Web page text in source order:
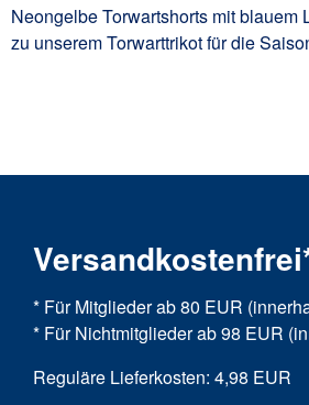
Neongelbe Torwartshorts mit blauem
zu unserem Torwarttrikot für die
* Für Mitglieder ab 80 EUR
* Für Nichtmitglieder ab 98 EUR
Reguläre Lieferkosten: 4,98 EUR